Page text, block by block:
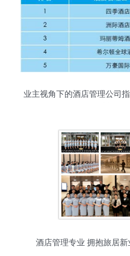
业主视角下的酒店管理公司
酒店管理专业 拥抱旅居